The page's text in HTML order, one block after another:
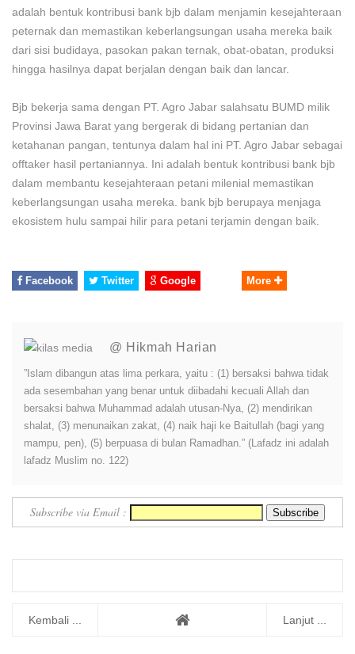
adalah bentuk kontribusi bank bjb dalam menjamin kesejahteraan
peternak dan memastikan keberlangsungan usaha mereka baik
dari sisi budidaya, pasokan pakan ternak, obat-obatan, produksi
hingga hasilnya dapat berjalan dengan baik dan lancar.
Bjb bekerja sama dengan PT. Agro Jabar salahsatu BUMD milik
Provinsi Jawa Barat yang bergerak di bidang pertanian dan
ketahanan pangan, tentunya dalam hal ini PT. Agro Jabar sebagai
offtaker hasil pertaniannya. Ini adalah bentuk kontribusi bank bjb
dalam membantu kesejahteraan petani milenial memastikan
keberlangsungan usaha mereka. bank bjb berupaya menjaga
ekosistem hulu sampai hilir para petani terjamin dengan baik.
Facebook Twitter Google More
@ Hikmah Harian
”Islam dibangun atas lima perkara, yaitu : (1) bersaksi bahwa tidak
ada sesembahan yang benar untuk diibadahi kecuali Allah dan
bersaksi bahwa Muhammad adalah utusan-Nya, (2) mendirikan
shalat, (3) menunaikan zakat, (4) naik haji ke Baitullah (bagi yang
mampu, pen), (5) berpuasa di bulan Ramadhan.” (Lafadz ini adalah
lafadz Muslim no. 122)
Subscribe via Email :
Kembali ... Lanjut ...